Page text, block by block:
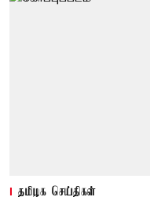
தமிழக செய்திகள்